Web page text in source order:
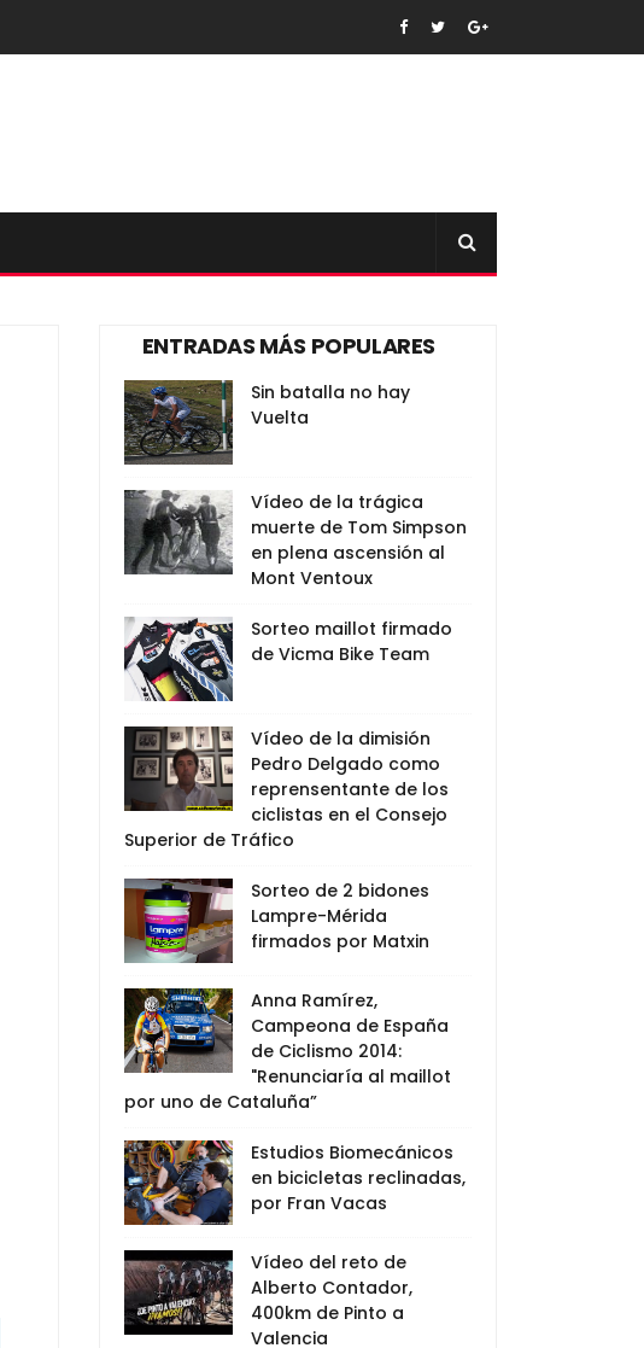
ENTRADAS MÁS POPULARES
Sin batalla no hay
Vuelta
Vídeo de la trágica
muerte de Tom Simpson
en plena ascensión al
Mont Ventoux
Sorteo maillot firmado
de Vicma Bike Team
Vídeo de la dimisión
Pedro Delgado como
reprensentante de los
ciclistas en el Consejo
Superior de Tráfico
Sorteo de 2 bidones
Lampre-Mérida
firmados por Matxin
Anna Ramírez,
Campeona de España
de Ciclismo 2014:
"Renunciaría al maillot
por uno de Cataluña”
Estudios Biomecánicos
en bicicletas reclinadas,
por Fran Vacas
Vídeo del reto de
Alberto Contador,
400km de Pinto a
Valencia